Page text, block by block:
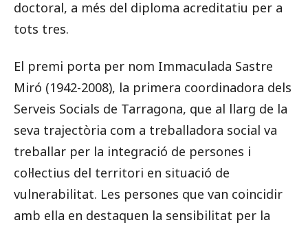
doctoral, a més del diploma acreditatiu per a
tots tres.
El premi porta per nom Immaculada Sastre
Miró (1942-2008), la primera coordinadora dels
Serveis Socials de Tarragona, que al llarg de la
seva trajectòria com a treballadora social va
treballar per la integració de persones i
col·lectius del territori en situació de
vulnerabilitat. Les persones que van coincidir
amb ella en destaquen la sensibilitat per la